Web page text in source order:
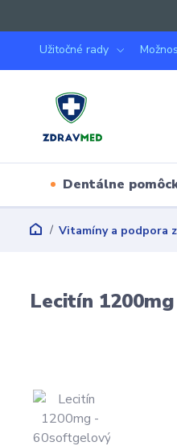
Užitočné rady
Dentálne
Vitamíny a podpora
Lecitín